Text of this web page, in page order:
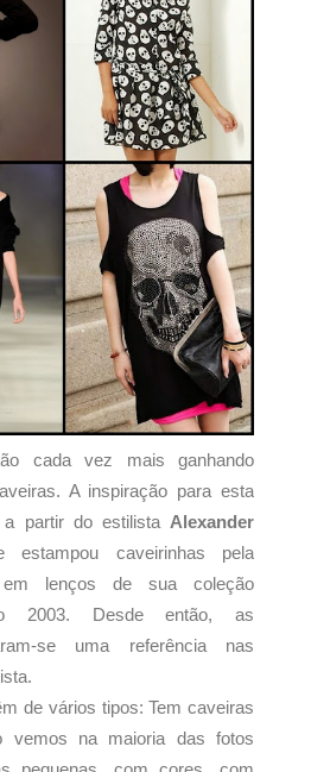
cada vez mais ganhando
A inspiração para esta
a partir do estilista Alexander
estampou caveirinhas pela
lenços de sua coleção
2003. Desde então, as
se uma referência nas
de vários tipos: Tem caveiras
vemos na maioria das fotos